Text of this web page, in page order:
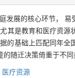
发展的核心环节， 易
尤其是教育和医疗资源
的基础上匹配同年全
的随迁决策倚重于不
医疗资源